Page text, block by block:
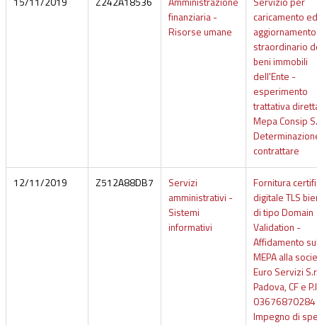
finanziaria -
Risorse umane
caricamento ed
aggiornamento
straordinario
beni immobili
dell'Ente -
esperimento
trattativa
Mepa Consip
contrattare
12/11/2019 Z512A88DB7
Servizi
amministrativi -
Sistemi
informativi
Fornitura
digitale TLS
di tipo Domain
Validation -
Affidamento
MEPA alla
Euro Servizi
Padova, CF e
Impegno di